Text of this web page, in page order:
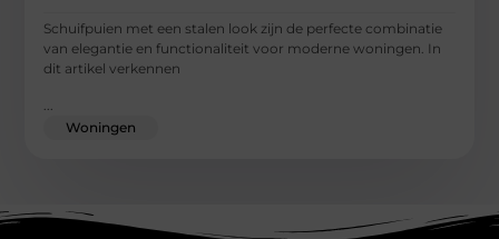
Schuifpuien met een stalen look zijn de perfecte combinatie
van elegantie en functionaliteit voor moderne woningen. In
dit artikel verkennen
Woningen